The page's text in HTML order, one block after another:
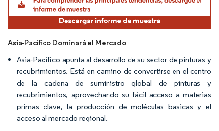
Asia-Pacífico Dominará el Mercado
Asia-Pacífico apunta al desarrollo de su sector de pinturas y
recubrimientos. Está en camino de convertirse en el centro
de la cadena de suministro global de pinturas y
recubrimientos, aprovechando su fácil acceso a materias
primas clave, la producción de moléculas básicas y el
acceso al mercado regional.